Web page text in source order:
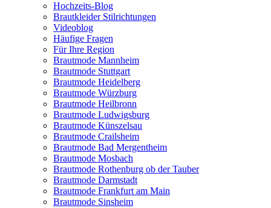
Hochzeits-Blog
Brautkleider Stilrichtungen
Videoblog
Häufige Fragen
Für Ihre Region
Brautmode Mannheim
Brautmode Stuttgart
Brautmode Heidelberg
Brautmode Würzburg
Brautmode Heilbronn
Brautmode Ludwigsburg
Brautmode Künszelsau
Brautmode Crailsheim
Brautmode Bad Mergentheim
Brautmode Mosbach
Brautmode Rothenburg ob der Tauber
Brautmode Darmstadt
Brautmode Frankfurt am Main
Brautmode Sinsheim